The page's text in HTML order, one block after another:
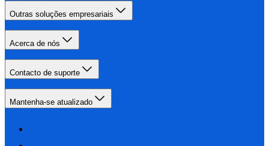
Outras soluções empresariais
Acerca de nós
Contacto de suporte
Mantenha-se atualizado